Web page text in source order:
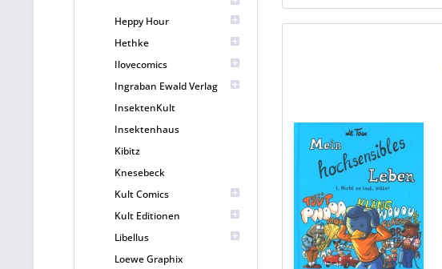
Heppy Hour
Hethke
Ilovecomics
Ingraban Ewald Verlag
InsektenKult
Insektenhaus
Kibitz
Knesebeck
Kult Comics
Kult Editionen
Libellus
Loewe Graphix